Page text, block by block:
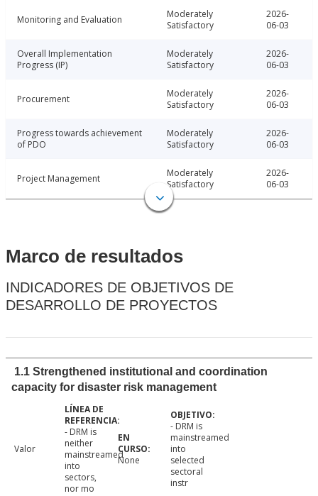
Monitoring and Evaluation
Moderately
Satisfactory
2026-
06-03
Overall Implementation
Progress (IP)
Moderately
Satisfactory
2026-
06-03
Procurement
Moderately
Satisfactory
2026-
06-03
Progress towards achievement
of PDO
Moderately
Satisfactory
2026-
06-03
Project Management
Moderately
Satisfactory
2026-
06-03
Marco de resultados
INDICADORES DE OBJETIVOS DE
DESARROLLO DE PROYECTOS
1.1 Strengthened institutional and coordination
capacity for disaster risk management
Valor
- DRM is
neither
mainstreamed
into
sectors,
nor mo
None
- DRM is
mainstreamed
into
selected
sectoral
instr